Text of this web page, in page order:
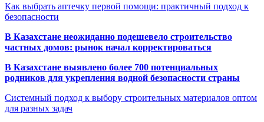
Как выбрать аптечку первой помощи: практичный подход к
безопасности
В Казахстане неожиданно подешевело строительство
частных домов: рынок начал корректироваться
В Казахстане выявлено более 700 потенциальных
родников для укрепления водной безопасности страны
Системный подход к выбору строительных материалов оптом
для разных задач